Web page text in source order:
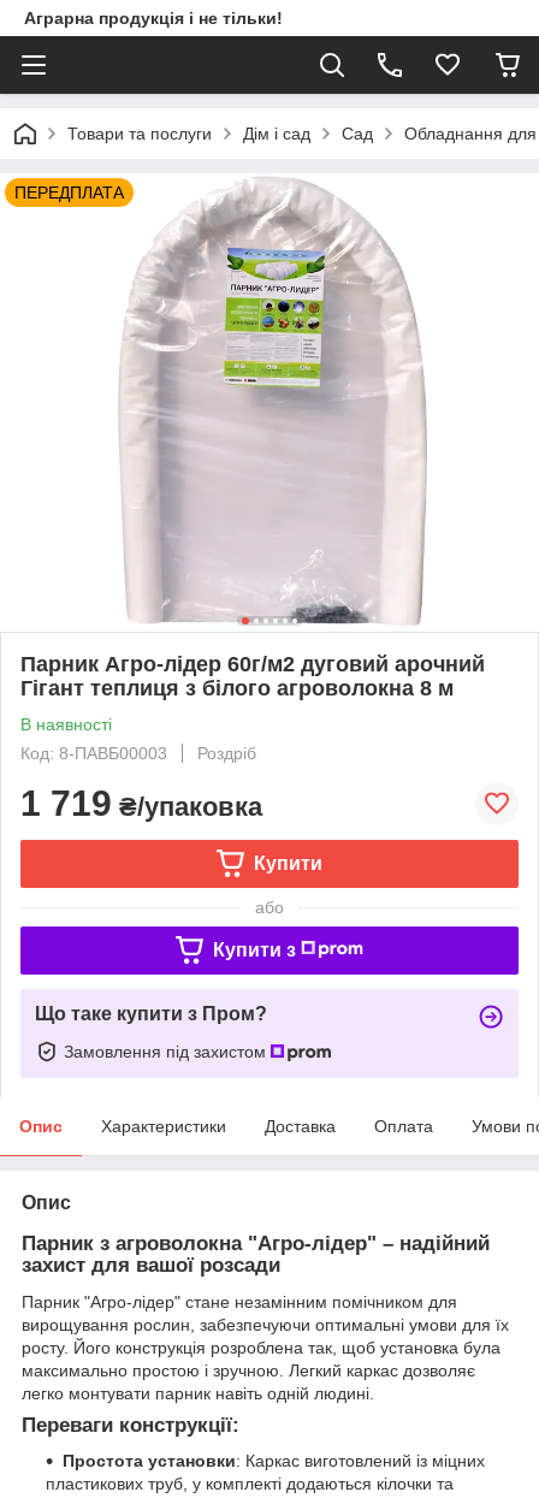
Аграрна продукція і не тільки!
Товари та послуги Дім і сад Сад Обладнання для
ПЕРЕДПЛАТА
Парник Агро-лідер 60г/м2 дуговий арочний
Гігант теплиця з білого агроволокна 8 м
В наявності
Код: 8-ПАВБ00003
Роздріб
1 719 ₴/упаковка
Купити
або
Купити з
Що таке купити з Пром?
Замовлення під захистом
Опис Характеристики Доставка Оплата Умови
Опис
Парник з агроволокна "Агро-лідер" – надійний
захист для вашої розсади
Парник "Агро-лідер" стане незамінним помічником для
вирощування рослин, забезпечуючи оптимальні умови для їх
росту. Його конструкція розроблена так, щоб установка була
максимально простою і зручною. Легкий каркас дозволяє
легко монтувати парник навіть одній людині.
Переваги конструкції:
Простота установки: Каркас виготовлений із міцних
пластикових труб, у комплекті додаються кілочки та